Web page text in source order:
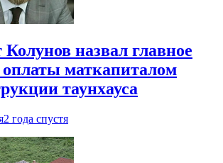
Колунов назвал главное
оплаты маткапиталом
таунхауса
2 года спустя